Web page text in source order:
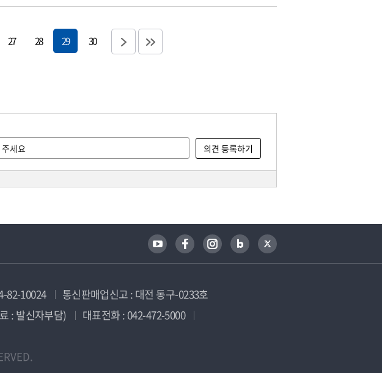
27 28 29 30
82-10024
통신판매업신고 : 대전 동구-0233호
: 발신자부담)
대표전화 : 042-472-5000